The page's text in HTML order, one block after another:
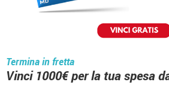
Termina in fretta
Vinci 1000€ per la tua spesa